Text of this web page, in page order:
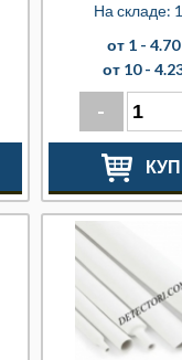
На складе:
от 1 -
от 10 -
-